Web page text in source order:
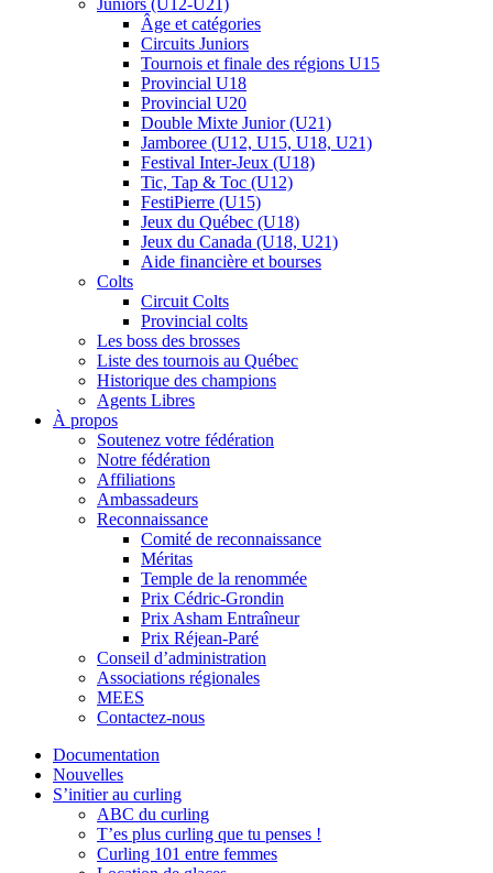
Juniors (U12-U21)
Âge et catégories
Circuits Juniors
Tournois et finale des régions U15
Provincial U18
Provincial U20
Double Mixte Junior (U21)
Jamboree (U12, U15, U18, U21)
Festival Inter-Jeux (U18)
Tic, Tap & Toc (U12)
FestiPierre (U15)
Jeux du Québec (U18)
Jeux du Canada (U18, U21)
Aide financière et bourses
Colts
Circuit Colts
Provincial colts
Les boss des brosses
Liste des tournois au Québec
Historique des champions
Agents Libres
À propos
Soutenez votre fédération
Notre fédération
Affiliations
Ambassadeurs
Reconnaissance
Comité de reconnaissance
Méritas
Temple de la renommée
Prix Cédric-Grondin
Prix Asham Entraîneur
Prix Réjean-Paré
Conseil d’administration
Associations régionales
MEES
Contactez-nous
Documentation
Nouvelles
S’initier au curling
ABC du curling
T’es plus curling que tu penses !
Curling 101 entre femmes